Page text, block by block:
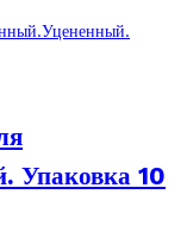
Упаковка 10